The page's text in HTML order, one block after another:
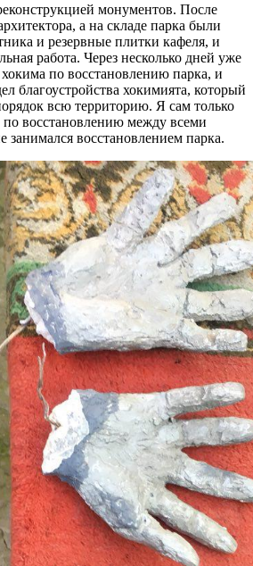
монументов. После
а на складе парка были
и резервные плитки кафеля, и
работа. Через несколько дней уже
по восстановлению парка, и
благоустройства хокимията, который
всю территорию. Я сам только
по восстановлению между всеми
занимался восстановлением парка.